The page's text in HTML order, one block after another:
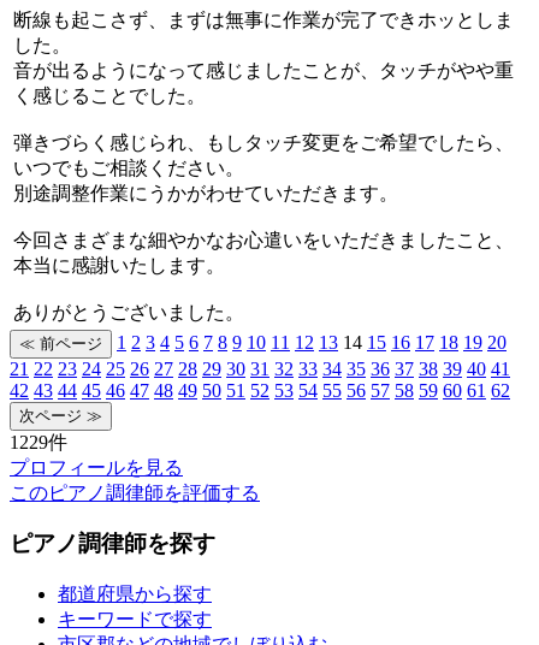
断線も起こさず、まずは無事に作業が完了できホッとしま
した。
音が出るようになって感じましたことが、タッチがやや重
く感じることでした。
弾きづらく感じられ、もしタッチ変更をご希望でしたら、
いつでもご相談ください。
別途調整作業にうかがわせていただきます。
今回さまざまな細やかなお心遣いをいただきましたこと、
本当に感謝いたします。
ありがとうございました。
1 2 3 4 5 6 7 8 9 10 11 12 13 14 15 16 17 18 19 20
21 22 23 24 25 26 27 28 29 30 31 32 33 34 35 36 37 38 39 40 41
42 43 44 45 46 47 48 49 50 51 52 53 54 55 56 57 58 59 60 61 62
1229件
プロフィールを見る
このピアノ調律師を評価する
ピアノ調律師を探す
都道府県から探す
キーワードで探す